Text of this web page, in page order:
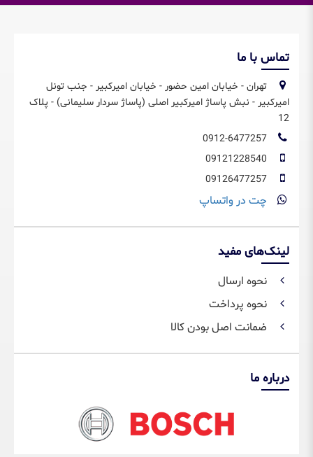
تماس با ما
تهران - خیابان امین حضور - خیابان امیرکبیر - جنب تونل
امیرکبیر - نبش پاساژ امیرکبیر اصلی (پاساژ سردار سلیمانی) - پلاک
12
چت در واتساپ
لینک‌های مفید
نحوه ارسال
نحوه پرداخت
ضمانت اصل بودن کالا
درباره ما